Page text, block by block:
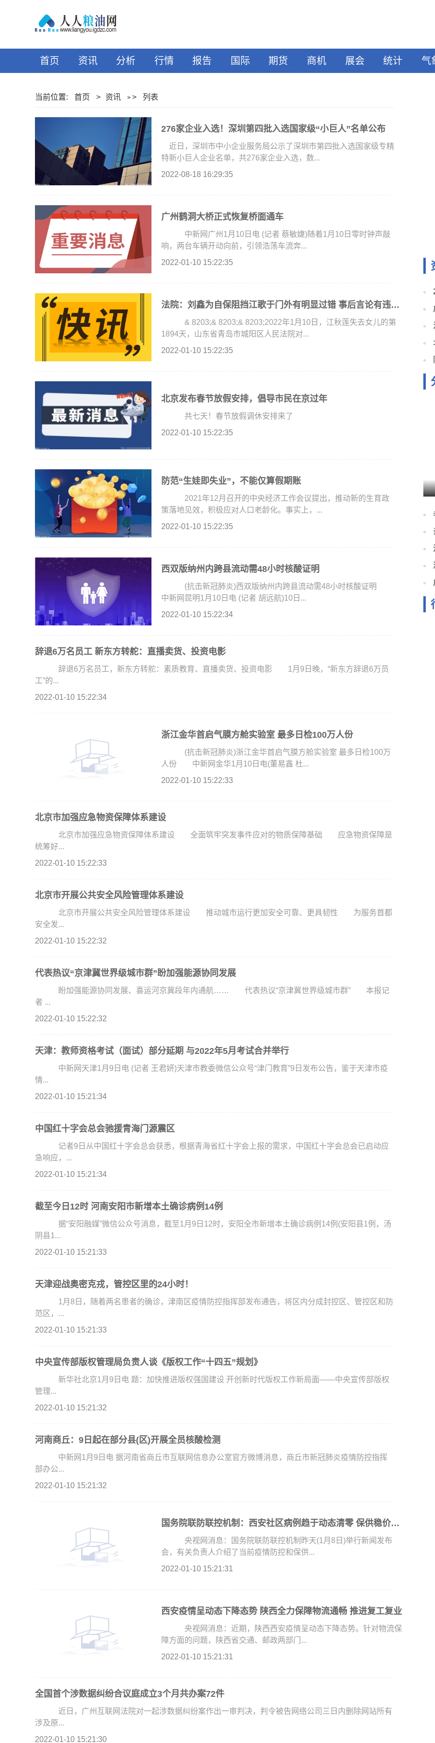
首页 资讯 分析 行情 报告 国际 期货 商机 展会 统计 气
当前位置: 首页 > 资讯 > > 列表
276家企业入选！深圳第四批入选国家级“小巨人”名单公布
近日，深圳市中小企业服务局公示了深圳市第四批入选国家级专精
特新小巨人企业名单，共276家企业入选，数...
2022-08-18 16:29:35
广州鹤洞大桥正式恢复桥面通车
中新网广州1月10日电 (记者 蔡敏婕)随着1月10日零时钟声敲
响，两台车辆开动向前，引领浩荡车流奔...
2022-01-10 15:22:35
法院：刘鑫为自保阻挡江歌于门外有明显过错 事后言论有违伦常
& 8203;& 8203;& 8203;2022年1月10日，江秋莲失去女儿的第
1894天，山东省青岛市城阳区人民法院对...
2022-01-10 15:22:35
北京发布春节放假安排，倡导市民在京过年
共七天！春节放假调休安排来了
2022-01-10 15:22:35
防范“生娃即失业”，不能仅算假期账
2021年12月召开的中央经济工作会议提出，推动新的生育政
策落地见效，积极应对人口老龄化。事实上，...
2022-01-10 15:22:35
西双版纳州内跨县流动需48小时核酸证明
(抗击新冠肺炎)西双版纳州内跨县流动需48小时核酸证明
中新网昆明1月10日电 (记者 胡远航)10日...
2022-01-10 15:22:34
辞退6万名员工 新东方转舵：直播卖货、投资电影
辞退6万名员工，新东方转舵：素质教育、直播卖货、投资电影 1月9日晚，“新东方辞退6万员
工”的...
2022-01-10 15:22:34
浙江金华首启气膜方舱实验室 最多日检100万人份
(抗击新冠肺炎)浙江金华首启气膜方舱实验室 最多日检100万
人份 中新网金华1月10日电(董易鑫 杜...
2022-01-10 15:22:33
北京市加强应急物资保障体系建设
北京市加强应急物资保障体系建设 全面筑牢突发事件应对的物质保障基础 应急物资保障是
统筹好...
2022-01-10 15:22:33
北京市开展公共安全风险管理体系建设
北京市开展公共安全风险管理体系建设 推动城市运行更加安全可靠、更具韧性 为服务首都
安全发...
2022-01-10 15:22:32
代表热议“京津冀世界级城市群”盼加强能源协同发展
盼加强能源协同发展、喜运河京冀段年内通航…… 代表热议“京津冀世界级城市群” 本报记
者 ...
2022-01-10 15:22:32
天津：教师资格考试（面试）部分延期 与2022年5月考试合并举行
中新网天津1月9日电 (记者 王君妍)天津市教委微信公众号“津门教育”9日发布公告，鉴于天津市疫
情...
2022-01-10 15:21:34
中国红十字会总会驰援青海门源震区
记者9日从中国红十字会总会获悉，根据青海省红十字会上报的需求，中国红十字会总会已启动应
急响应，...
2022-01-10 15:21:34
截至今日12时 河南安阳市新增本土确诊病例14例
据“安阳融媒”微信公众号消息，截至1月9日12时，安阳全市新增本土确诊病例14例(安阳县1例，汤
阴县1...
2022-01-10 15:21:33
天津迎战奥密克戎，管控区里的24小时！
1月8日，随着两名患者的确诊，津南区疫情防控指挥部发布通告，将区内分成封控区、管控区和防
范区，...
2022-01-10 15:21:33
中央宣传部版权管理局负责人谈《版权工作“十四五”规划》
新华社北京1月9日电 题：加快推进版权强国建设 开创新时代版权工作新局面——中央宣传部版权
管理...
2022-01-10 15:21:32
河南商丘：9日起在部分县(区)开展全员核酸检测
中新网1月9日电 据河南省商丘市互联网信息办公室官方微博消息，商丘市新冠肺炎疫情防控指挥
部办公...
2022-01-10 15:21:32
国务院联防联控机制：西安社区病例趋于动态清零 保供稳价工作进展顺利
央视网消息：国务院联防联控机制昨天(1月8日)举行新闻发布
会，有关负责人介绍了当前疫情防控和保供...
2022-01-10 15:21:31
西安疫情呈动态下降态势 陕西全力保障物流通畅 推进复工复业
央视网消息：近期，陕西西安疫情呈动态下降态势。针对物流保
障方面的问题，陕西省交通、邮政两部门...
2022-01-10 15:21:31
全国首个涉数据纠纷合议庭成立3个月共办案72件
近日，广州互联网法院对一起涉数据纠纷案作出一审判决，判令被告网络公司三日内删除网站所有
涉及原...
2022-01-10 15:21:30